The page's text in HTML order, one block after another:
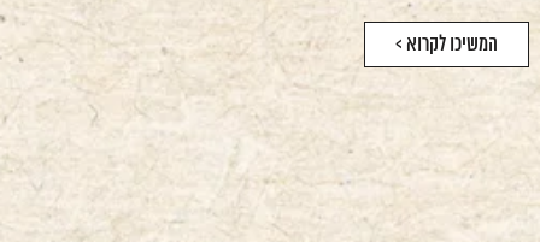
המשיכו לקרוא >